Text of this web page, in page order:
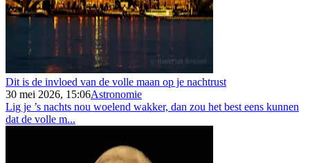
Dit is de invloed van de volle maan op je nachtrust
30 mei 2026, 15:06Astronomie
Lig je ’s nachts nou woelend wakker, dan zou het best eens kunnen
dat de volle m...